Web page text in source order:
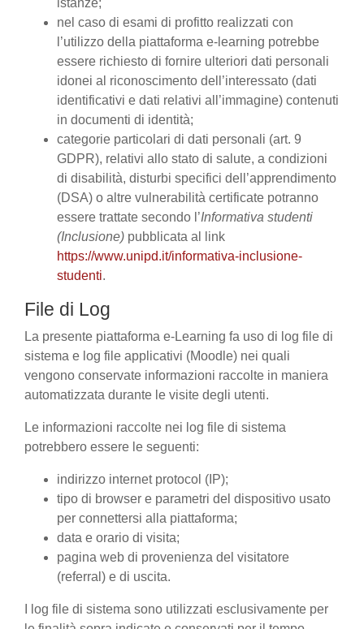
istanze;
nel caso di esami di profitto realizzati con
l’utilizzo della piattaforma e-learning potrebbe
essere richiesto di fornire ulteriori dati personali
idonei al riconoscimento dell’interessato (dati
identificativi e dati relativi all’immagine) contenuti
in documenti di identità;
categorie particolari di dati personali (art. 9
GDPR), relativi allo stato di salute, a condizioni
di disabilità, disturbi specifici dell’apprendimento
(DSA) o altre vulnerabilità certificate potranno
essere trattate secondo l’Informativa studenti
(Inclusione) pubblicata al link
https://www.unipd.it/informativa-inclusione-
studenti.
File di Log
La presente piattaforma e-Learning fa uso di log file di
sistema e log file applicativi (Moodle) nei quali
vengono conservate informazioni raccolte in maniera
automatizzata durante le visite degli utenti.
Le informazioni raccolte nei log file di sistema
potrebbero essere le seguenti:
indirizzo internet protocol (IP);
tipo di browser e parametri del dispositivo usato
per connettersi alla piattaforma;
data e orario di visita;
pagina web di provenienza del visitatore
(referral) e di uscita.
I log file di sistema sono utilizzati esclusivamente per